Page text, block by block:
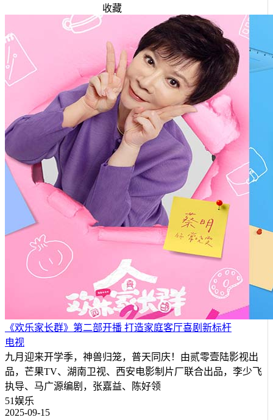
收藏
《欢乐家长群》第二部开播 打造家庭客厅喜剧新标杆
电视
九月迎来开学季，神兽归笼，普天同庆！由贰零壹陆影视出
品，芒果TV、湖南卫视、西安电影制片厂联合出品，李少飞
执导、马广源编剧，张嘉益、陈好领
51娱乐
2025-09-15